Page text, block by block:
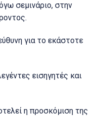
σεμινάριο, στην
για το εκάστοτε
εισηγητές και
η προσκόμιση της